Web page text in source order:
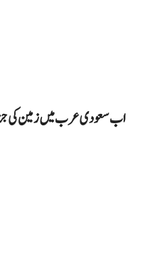
اب سعودی عرب میں زمین کی